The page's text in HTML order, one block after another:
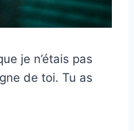
je n’étais pas
de toi. Tu as